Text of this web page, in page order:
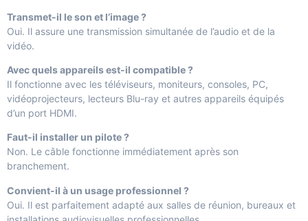
Transmet-il le son et l’image ?
Oui. Il assure une transmission simultanée de l’audio et de la
vidéo.
Avec quels appareils est-il compatible ?
Il fonctionne avec les téléviseurs, moniteurs, consoles, PC,
vidéoprojecteurs, lecteurs Blu-ray et autres appareils équipés
d’un port HDMI.
Faut-il installer un pilote ?
Non. Le câble fonctionne immédiatement après son
branchement.
Convient-il à un usage professionnel ?
Oui. Il est parfaitement adapté aux salles de réunion, bureaux et